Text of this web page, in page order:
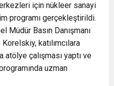
için nükleer sanayi
programı gerçekleştirildi.
Müdür Basın Danışmanı
katılımcılara
çalışması yaptı ve
uzman